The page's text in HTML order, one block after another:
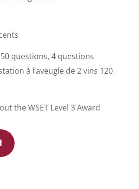
50 questions, 4 questions
à l’aveugle de 2 vins 120
the WSET Level 3 Award